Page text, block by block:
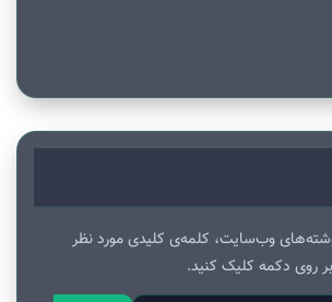
وب‌سایت، کلمه‌ی کلیدی مورد نظر
روی دکمه کلیک کنید.